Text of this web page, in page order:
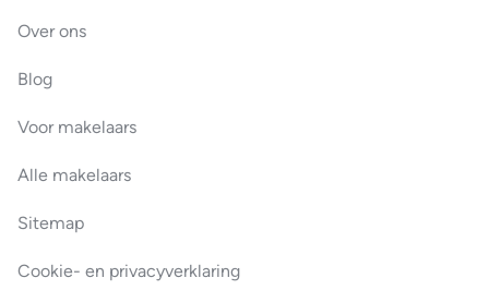
Over ons
Blog
Voor makelaars
Alle makelaars
Sitemap
Cookie- en privacyverklaring